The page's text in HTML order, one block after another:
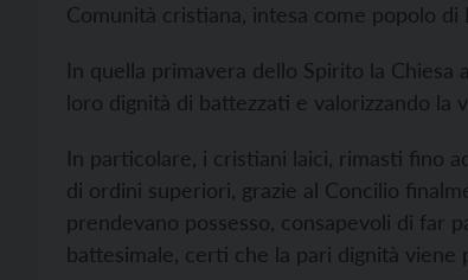
Comunità cristiana, intesa come popolo di
In quella primavera dello Spirito la
loro dignità di battezzati e valorizzando la
In particolare, i cristiani laici, rimasti fino
di ordini superiori, grazie al Concilio
prendevano possesso, consapevoli di far
battesimale, certi che la pari dignità